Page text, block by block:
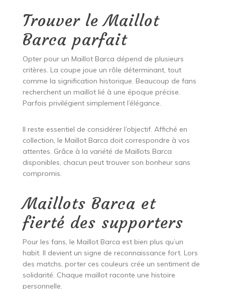
Trouver le Maillot
Barca parfait
Opter pour un Maillot Barca dépend de plusieurs
critères. La coupe joue un rôle déterminant, tout
comme la signification historique. Beaucoup de fans
recherchent un maillot lié à une époque précise.
Parfois privilégient simplement l’élégance.
Il reste essentiel de considérer l’objectif. Affiché en
collection, le Maillot Barca doit correspondre à vos
attentes. Grâce à la variété de Maillots Barca
disponibles, chacun peut trouver son bonheur sans
compromis.
Maillots Barca et
fierté des supporters
Pour les fans, le Maillot Barca est bien plus qu’un
habit. Il devient un signe de reconnaissance fort. Lors
des matchs, porter ces couleurs crée un sentiment de
solidarité. Chaque maillot raconte une histoire
personnelle.